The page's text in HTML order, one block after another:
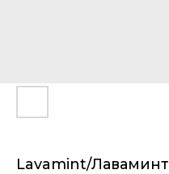
Lavamint/Лаваминт